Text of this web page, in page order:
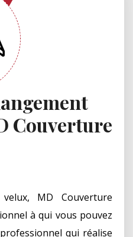
Couverture
MD Couverture
à qui vous pouvez
qui réalise